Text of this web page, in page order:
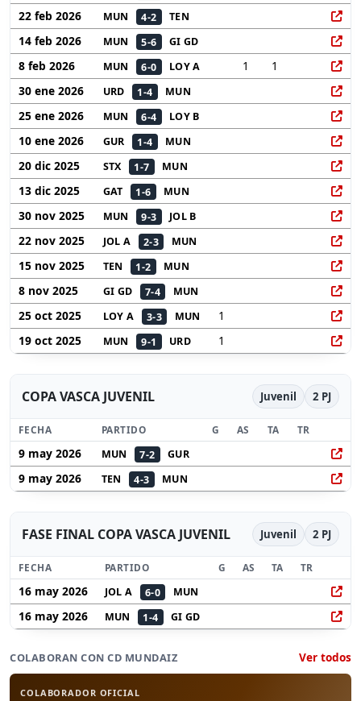
22 feb 2026 MUN 4-2 TEN
14 feb 2026 MUN 5-6 GI GD
8 feb 2026 MUN 6-0 LOY A 1
1
30 ene 2026
URD 1-4 MUN
25 ene 2026 MUN 6-4 LOY B
10 ene 2026 GUR 1-4 MUN
20 dic 2025 STX 1-7 MUN
13 dic 2025 GAT 1-6 MUN
30 nov 2025 MUN 9-3 JOL B
22 nov 2025 JOL A 2-3 MUN
15 nov 2025 TEN 1-2 MUN
8 nov 2025 GI GD 7-4 MUN
25 oct 2025 LOY A 3-3 MUN
1
19 oct 2025
MUN 9-1 URD 1
COPA VASCA JUVENIL Juvenil 2 PJ
FECHA PARTIDO G AS TA TR
9 may 2026 MUN 7-2 GUR
9 may 2026 TEN 4-3 MUN
FASE FINAL COPA VASCA JUVENIL Juvenil 2 PJ
FECHA PARTIDO G AS TA TR
16 may 2026 JOL A 6-0 MUN
16 may 2026 MUN 1-4 GI GD
COLABORAN CON CD MUNDAIZ Ver todos
COLABORADOR OFICIAL